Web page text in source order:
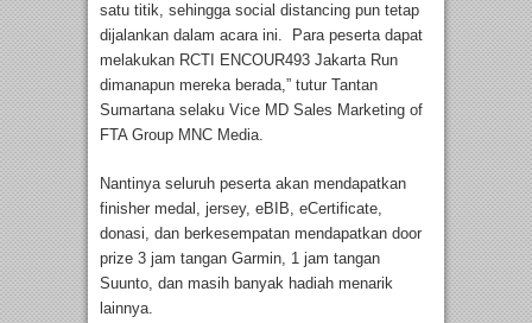
satu titik, sehingga social distancing pun tetap
dijalankan dalam acara ini. Para peserta dapat
melakukan RCTI ENCOUR493 Jakarta Run
dimanapun mereka berada,” tutur Tantan
Sumartana selaku Vice MD Sales Marketing of
FTA Group MNC Media.
Nantinya seluruh peserta akan mendapatkan
finisher medal, jersey, eBIB, eCertificate,
donasi, dan berkesempatan mendapatkan door
prize 3 jam tangan Garmin, 1 jam tangan
Suunto, dan masih banyak hadiah menarik
lainnya.